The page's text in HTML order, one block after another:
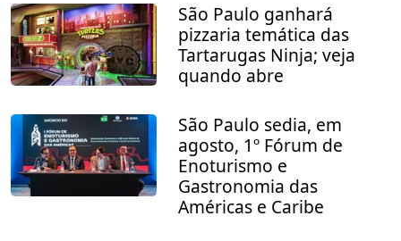
São Paulo ganhará
pizzaria temática das
Tartarugas Ninja; veja
quando abre
São Paulo sedia, em
agosto, 1º Fórum de
Enoturismo e
Gastronomia das
Américas e Caribe